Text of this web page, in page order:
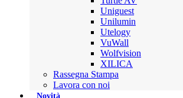
Uniguest
Unilumin
Utelogy
VuWall
Wolfvision
XILICA
Rassegna Stampa
Lavora con noi
Novità